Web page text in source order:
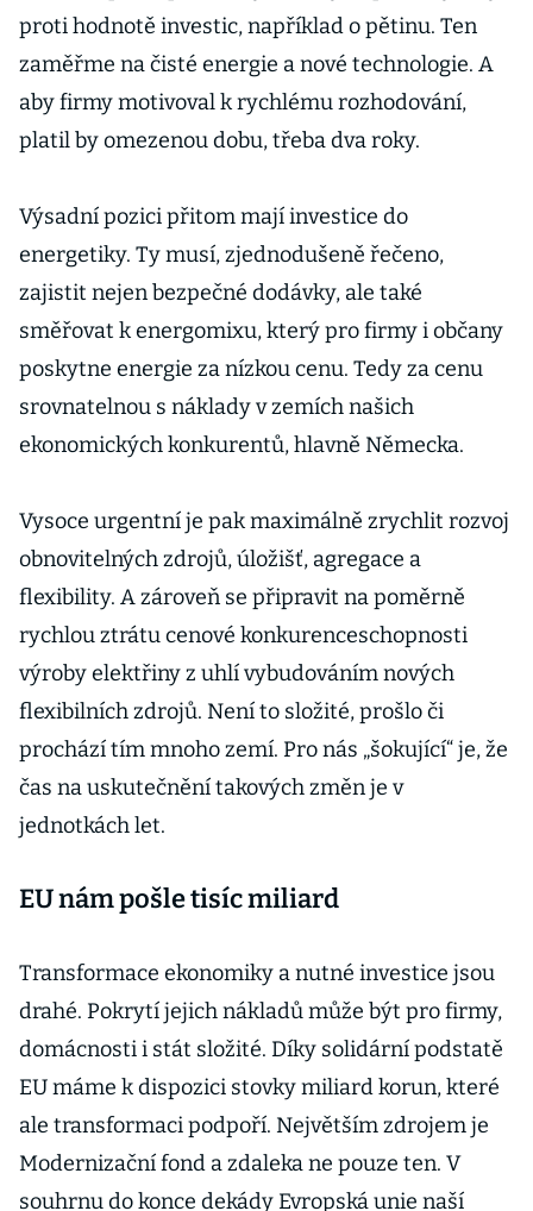
proti hodnotě investic, například o pětinu. Ten
zaměřme na čisté energie a nové technologie. A
aby firmy motivoval k rychlému rozhodování,
platil by omezenou dobu, třeba dva roky.
Výsadní pozici přitom mají investice do
energetiky. Ty musí, zjednodušeně řečeno,
zajistit nejen bezpečné dodávky, ale také
směřovat k energomixu, který pro firmy i občany
poskytne energie za nízkou cenu. Tedy za cenu
srovnatelnou s náklady v zemích našich
ekonomických konkurentů, hlavně Německa.
Vysoce urgentní je pak maximálně zrychlit rozvoj
obnovitelných zdrojů, úložišť, agregace a
flexibility. A zároveň se připravit na poměrně
rychlou ztrátu cenové konkurenceschopnosti
výroby elektřiny z uhlí vybudováním nových
flexibilních zdrojů. Není to složité, prošlo či
prochází tím mnoho zemí. Pro nás „šokující“ je, že
čas na uskutečnění takových změn je v
jednotkách let.
EU nám pošle tisíc miliard
Transformace ekonomiky a nutné investice jsou
drahé. Pokrytí jejich nákladů může být pro firmy,
domácnosti i stát složité. Díky solidární podstatě
EU máme k dispozici stovky miliard korun, které
ale transformaci podpoří. Největším zdrojem je
Modernizační fond a zdaleka ne pouze ten. V
souhrnu do konce dekády Evropská unie naší